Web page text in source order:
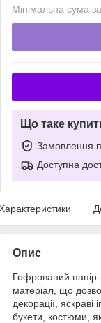
Мінімальна сума
Що таке
Замовлення
Доступна
Опис
Гофрований папір
матеріал, що
декорації, яскраві
букети, костюми,